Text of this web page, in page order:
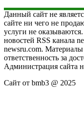
Данный сайт не
сайте ни чего не
услуги не
новостей RSS канала
newsru.com.
ответственность за
Администрация сайта
Сайт от bmb3 @ 2025